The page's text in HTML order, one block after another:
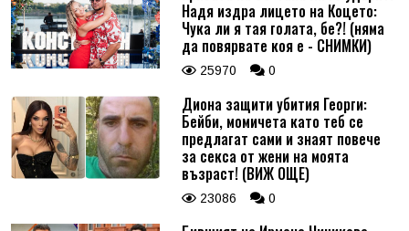
Надя издра лицето на Коцето:
Чука ли я тая голата, бе?! (няма
да повярвате коя е - СНИМКИ)
25970 0
Диона защити убития Георги:
Бейби, момичета като теб се
предлагат сами и знаят повече
за секса от жени на моята
възраст! (ВИЖ ОЩЕ)
23086 0